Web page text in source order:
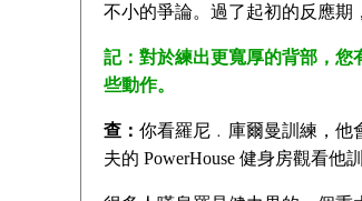
不小的爭論。過了起初的反應期
記：對於練出更寬厚的背部，您
些動作。
查： 你看羅尼﹒庫爾曼訓練，他
夫的 PowerHouse 健身房觀看他